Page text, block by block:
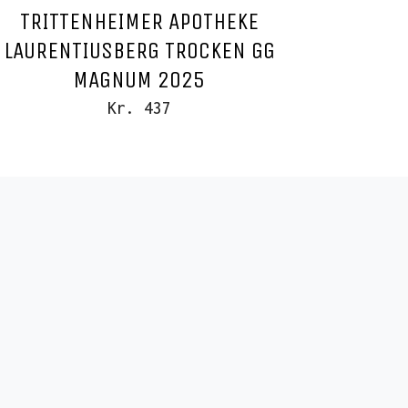
TRITTENHEIMER APOTHEKE
LAURENTIUSBERG TROCKEN GG
MAGNUM 2025
Kr. 437